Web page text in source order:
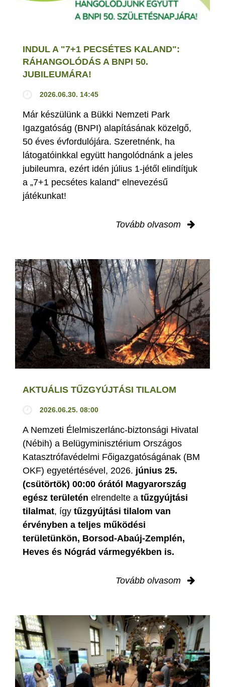
INDUL A "7+1 PECSÉTES KALAND":
RÁHANGOLÓDÁS A BNPI 50.
JUBILEUMÁRA!
2026.06.30. 14:45
Már készülünk a Bükki Nemzeti Park
Igazgatóság (BNPI) alapításának közelgő,
50 éves évfordulójára. Szeretnénk, ha
látogatóinkkal együtt hangolódnánk a jeles
jubileumra, ezért idén július 1-jétől elindítjuk
a „7+1 pecsétes kaland” elnevezésű
játékunkat!
Tovább olvasom
AKTUÁLIS TŰZGYÚJTÁSI TILALOM
2026.06.25. 08:00
A Nemzeti Élelmiszerlánc-biztonsági Hivatal
(Nébih) a Belügyminisztérium Országos
Katasztrófavédelmi Főigazgatóságának (BM
OKF) egyetértésével, 2026. június 25.
(csütörtök) 00:00 órától Magyarország
egész területén elrendelte a tűzgyújtási
tilalmat, így tűzgyújtási tilalom van
érvényben a teljes működési
területünkön, Borsod-Abaúj-Zemplén,
Heves és Nógrád vármegyékben is.
Tovább olvasom